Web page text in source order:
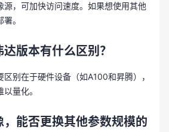
源，可加快访问速度。如果想使用其他
。
版本有什么区别？
别在于硬件设备（如A100和昇腾），
量化。
能否更换其他参数规模的